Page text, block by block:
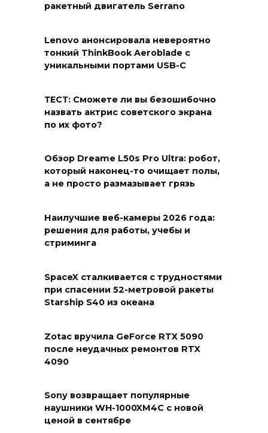
ракетный двигатель Serrano
Lenovo анонсировала невероятно
тонкий ThinkBook Aeroblade с
уникальными портами USB-C
ТЕСТ: Сможете ли вы безошибочно
назвать актрис советского экрана
по их фото?
Обзор Dreame L50s Pro Ultra: робот,
который наконец-то очищает полы,
а не просто размазывает грязь
Наилучшие веб-камеры 2026 года:
решения для работы, учебы и
стриминга
SpaceX сталкивается с трудностями
при спасении 52-метровой ракеты
Starship S40 из океана
Zotac вручила GeForce RTX 5090
после неудачных ремонтов RTX
4090
Sony возвращает популярные
наушники WH-1000XM4C с новой
ценой в сентябре